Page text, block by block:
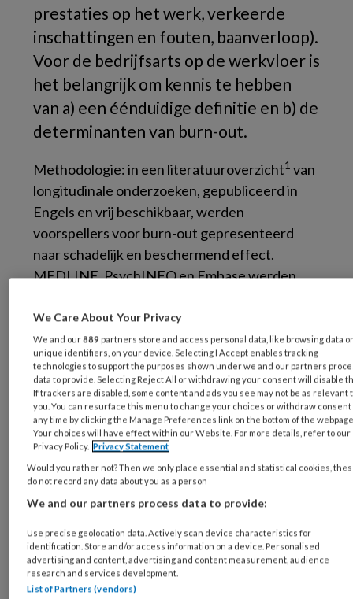
prestaties op het werk, verkeerde
inschattingen en fouten, baanverloop).
Voor de bedrijfsarts op de werkvloer is
het belangrijk om kennis te hebben
van a) een éénduidige definitie en b) de
determinanten van burn-out.
Methodologie: in een literatuuroverzicht1 van
longitudinale onderzoeken, gepubliceerd in
Engels en vrij beschikbaar, werden
voorspellers voor burn-out gepresenteerd
naar schadelijk en beschermend effect.
MEDLINE,PsychINFOenEmbasewerden
resulterend in 85 studies die 261 voorspellers
onderzochten.
Resultaten
De voorspellers werden gerangschikt in vier
hoofd- en dertien subcategorieën (zie figuur 1)
mede op basis van onderliggende theorieën of
uit 1) werkfactoren, 2) persoonlijke factoren,
3) interface werk-privé en 4) ervaren
tussentijdse werkgevolgen als stress en
tevredenheid.
We Care About Your Privacy
We and our889 partners store and access personal data, like browsing data
unique identifiers, on your device. Selecting I Accept enables tracking
technologies to support the purposes shown under we and our partners
data to provide. Selecting Reject All or withdrawing your consent will disable
If trackers are disabled, some content and ads you see may not be as relevant
you. You can resurface this menu to change your choices or withdraw consent
any time by clicking the Manage Preferences link on the bottom of the
Your choices will have effect within our Website. For more details, refer to our
Privacy Policy. Privacy Statement
Would you rather not? Then we only place essential and statistical cookies,
do not record any data about you as a person
We and our partners process data to provide:
Use precise geolocation data. Actively scan device characteristics for
identification. Store and/or access information on a device. Personalised
advertising and content, advertising and content measurement, audience
research and services development.
List of Partners (vendors)